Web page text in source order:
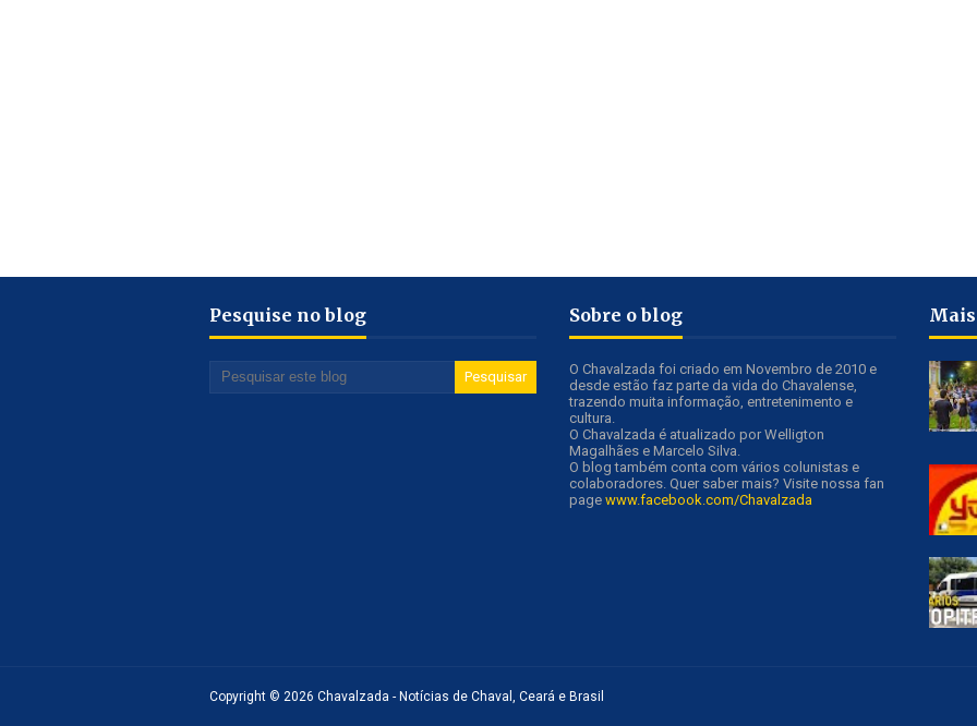
Pesquise no blog Sobre o blog
O Chavalzada foi criado em Novembro de 2010 e
desde estão faz parte da vida do Chavalense,
trazendo muita informação, entretenimento e
cultura.
O Chavalzada é atualizado por Welligton
Magalhães e Marcelo Silva.
O blog também conta com vários colunistas e
colaboradores. Quer saber mais? Visite nossa fan
page www.facebook.com/Chavalzada
Copyright © 2026 Chavalzada - Notícias de Chaval, Ceará e Brasil